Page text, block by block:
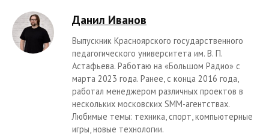
Данил Иванов
Выпускник Красноярского государственного
педагогического университета им. В. П.
Астафьева. Работаю на «Большом Радио» с
марта 2023 года. Ранее, с конца 2016 года,
работал менеджером различных проектов в
нескольких московских SMM-агентствах.
Любимые темы: техника, спорт, компьютерные
игры, новые технологии.